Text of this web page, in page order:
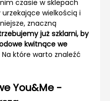
czasie w sklepach
wielkością i
znaczną
już szklarni, by
kwitnące we
Na które warto znaleźć
You&Me -